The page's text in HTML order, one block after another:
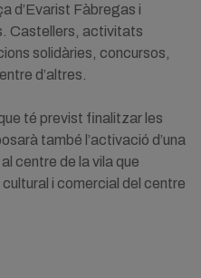
d’Evarist Fàbregas i
Castellers, activitats
solidàries, concursos,
d’altres.
té previst finalitzar les
també l’activació d’una
centre de la vila que
i comercial del centre